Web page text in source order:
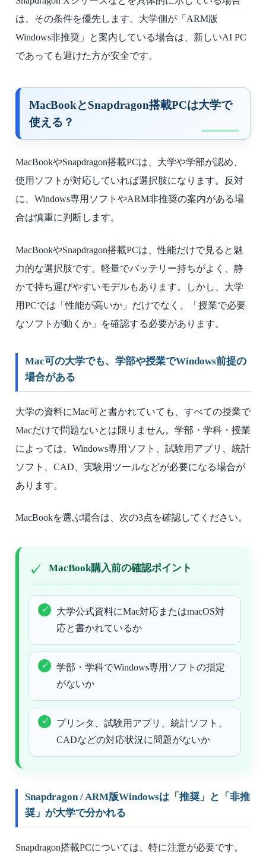
は、その条件を優先します。大学側が「ARM版
Windows非推奨」と案内している場合は、新しいAI PC
であっても避けた方が安全です。
MacBookとSnapdragon搭載PCは大学で
使える？
MacBookやSnapdragon搭載PCは、大学や学部が認め、
使用ソフトが対応していれば選択肢になります。反対
に、Windows専用ソフトやARM非推奨の案内がある場
合は慎重に判断します。
MacBookやSnapdragon搭載PCは、性能だけで見ると魅
力的な選択肢です。軽量でバッテリー持ちがよく、静
かで持ち運びやすいモデルもあります。しかし、大学
用PCでは「性能が高いか」だけでなく、「授業で必要
なソフトが動くか」を確認する必要があります。
Mac可の大学でも、学部や授業でWindows前提の
場合がある
大学の資料にMac可と書かれていても、すべての授業で
Macだけで問題ないとは限りません。学部・学科・授業
によっては、Windows専用ソフト、試験用アプリ、統計
ソフト、CAD、実験用ツールなどが必要になる場合が
あります。
MacBookを選ぶ場合は、次の3点を確認してください。
MacBook購入前の確認ポイント
大学公式資料にMac対応またはmacOS対
応と書かれているか
学部・学科でWindows専用ソフトの指定
がないか
プリンタ、試験用アプリ、統計ソフト、
CADなどの対応状況に問題がないか
Snapdragon / ARM版Windowsは「推奨」と「非推
奨」が大学で分かれる
Snapdragon搭載PCについては、特に注意が必要です。